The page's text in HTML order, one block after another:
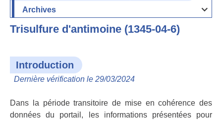
endocrine
la
Données
Archives
Ouvrir
Trisulfure d'antimoine (1345-04-6)
Introduction
Dernière vérification le 29/03/2024
Dans la période transitoire de mise en cohérence des
données du portail, les informations présentées pour